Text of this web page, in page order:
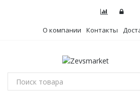
О компании Контакты